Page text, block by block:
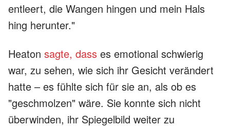
entleert, die Wangen hingen und mein Hals
hing herunter."
Heaton sagte, dass es emotional schwierig
war, zu sehen, wie sich ihr Gesicht verändert
hatte – es fühlte sich für sie an, als ob es
"geschmolzen" wäre. Sie konnte sich nicht
überwinden, ihr Spiegelbild weiter zu